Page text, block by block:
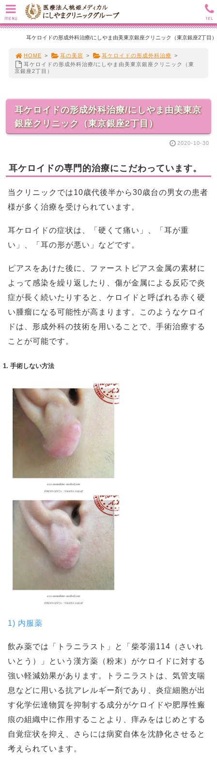
耳ケロイドの形成外科治療/にしやま由美東京銀座クリニック（東京銀座2丁目）
HOME > 耳の美容 > 耳ケロイドの形成外科治療 >
耳ケロイドの形成外科治療/にしやま由美東京銀座クリニック（東
京銀座2丁目）
耳ケロイドの形成外科治療/にしやま由美東京
銀座クリニック（東京銀座2丁目）
2020-10-30
耳ケロイドの専門的治療にこだわっています。
当クリニックでは10歳代後半から30歳台の男女の患者
様が多く治療を受けられています。
耳ケロイドの症状は、「硬くて痛い」、「耳が重
い」、「耳の形が悪い」などです。
ピアスをあけた後に、ファーストピアス金属の素材に
よって感染を繰り返したり、傷が金属による反応で炎
症が長く続いたりすると、ケロイドと呼ばれる赤く硬
い腫瘤になる可能性が高まります。このようなケロイ
ドは、形成外科の技術を用いることで、手術治療する
ことが可能です。
1. 手術しない方法
1) 内服薬
飲み薬では「トラニラスト」と「柴苓湯114（さいれ
いとう）」という漢方薬（粉末）がケロイドに対する
強い軽減効果があります。トラニラストは、気管支喘
息などに用いる抗アレルギー剤であり、炎症細胞が出
す化学伝達物質を抑制する成分がケロイドや肥厚性瘢
痕の組織中に作用することより、痒みをはじめとする
自覚症状を抑え、さらには病変自体を沈静化させると
考えられています。
MENU TEL